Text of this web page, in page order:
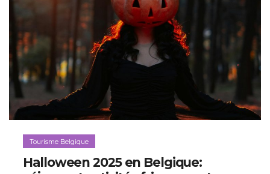
Tourisme Belgique
Halloween 2025 en Belgique: